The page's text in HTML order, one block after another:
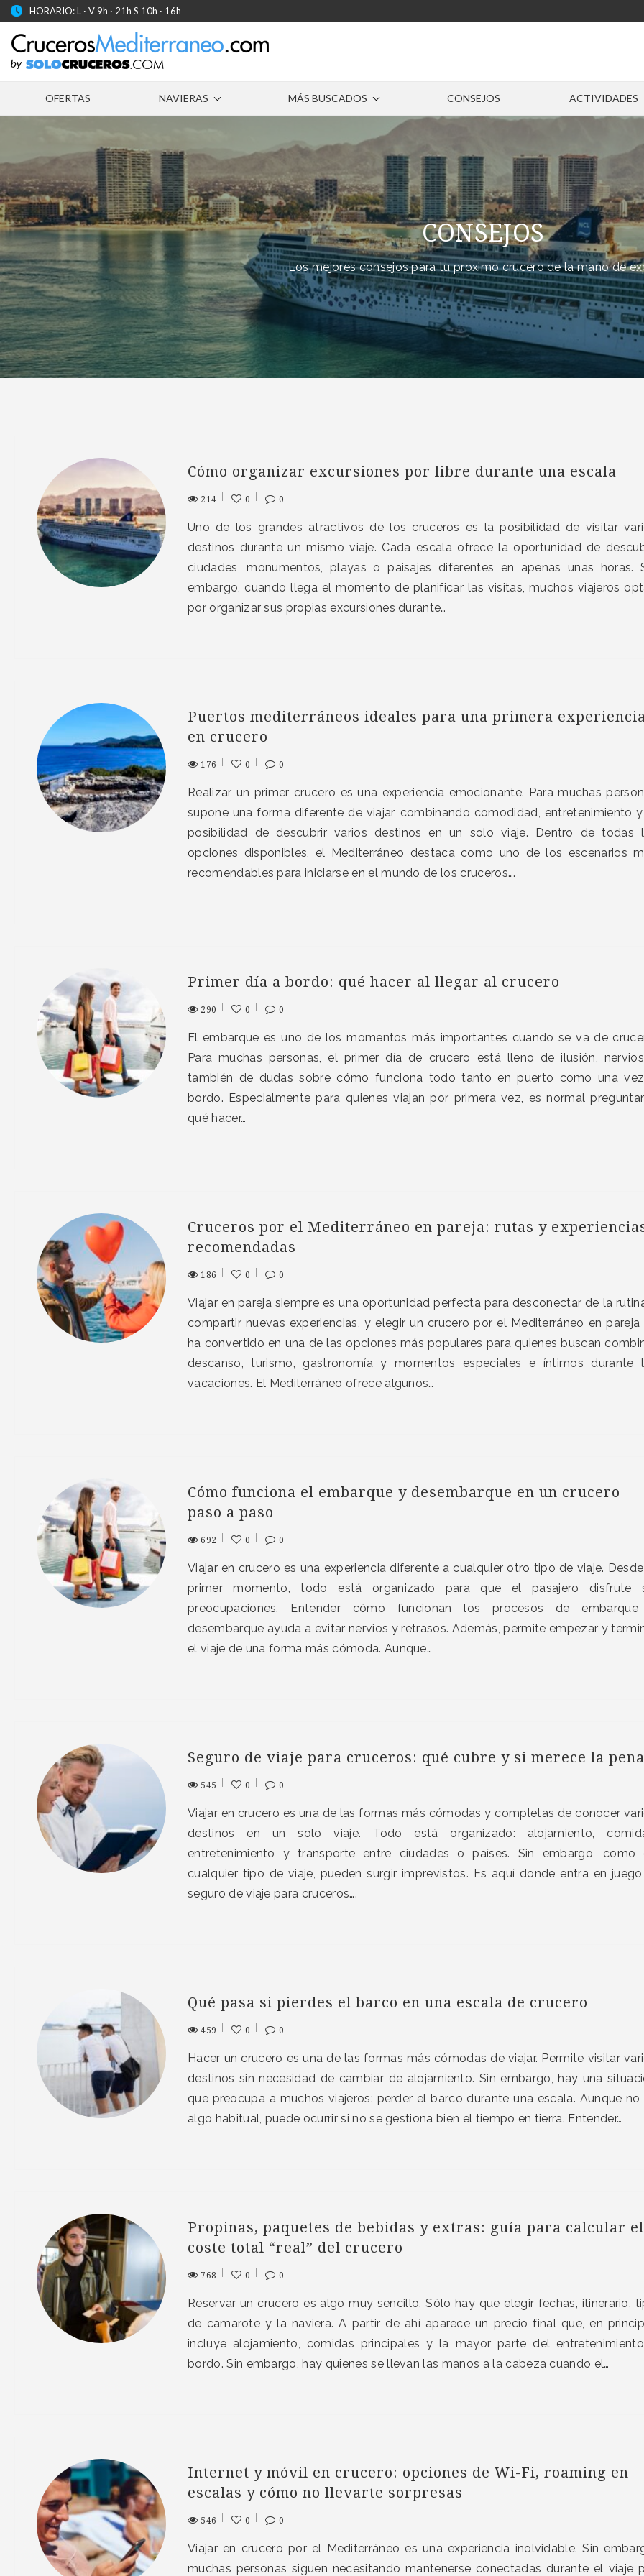
HORARIO: L · V 9h · 21h S 10h · 16h
OFERTAS NAVIERAS MÁS BUSCADOS CONSEJOS ACTIVIDADES
CONSEJOS
Los mejores consejos para tu proximo crucero de la mano de
Cómo organizar excursiones por libre durante una escala
214 0 0
Uno de los grandes atractivos de los cruceros es la posibilidad de visitar
destinos durante un mismo viaje. Cada escala ofrece la oportunidad de
ciudades, monumentos, playas o paisajes diferentes en apenas unas horas.
embargo, cuando llega el momento de planificar las visitas, muchos viajeros
por organizar sus propias excursiones durante…
Puertos mediterráneos ideales para una primera
en crucero
176 0 0
Realizar un primer crucero es una experiencia emocionante. Para muchas
supone una forma diferente de viajar, combinando comodidad, entretenimiento
posibilidad de descubrir varios destinos en un solo viaje. Dentro de todas
opciones disponibles, el Mediterráneo destaca como uno de los escenarios
recomendables para iniciarse en el mundo de los cruceros….
Primer día a bordo: qué hacer al llegar al crucero
290 0 0
El embarque es uno de los momentos más importantes cuando se va de
Para muchas personas, el primer día de crucero está lleno de ilusión,
también de dudas sobre cómo funciona todo tanto en puerto como una
bordo. Especialmente para quienes viajan por primera vez, es normal
qué hacer…
Cruceros por el Mediterráneo en pareja: rutas y
recomendadas
186 0 0
Viajar en pareja siempre es una oportunidad perfecta para desconectar de la
compartir nuevas experiencias, y elegir un crucero por el Mediterráneo en pareja
ha convertido en una de las opciones más populares para quienes buscan
descanso, turismo, gastronomía y momentos especiales e íntimos durante
vacaciones. El Mediterráneo ofrece algunos…
Cómo funciona el embarque y desembarque en un crucero
paso a paso
692 0 0
Viajar en crucero es una experiencia diferente a cualquier otro tipo de viaje.
primer momento, todo está organizado para que el pasajero disfrute
preocupaciones. Entender cómo funcionan los procesos de
desembarque ayuda a evitar nervios y retrasos. Además, permite empezar y
el viaje de una forma más cómoda. Aunque…
Seguro de viaje para cruceros: qué cubre y si merece la pena
545 0 0
Viajar en crucero es una de las formas más cómodas y completas de conocer
destinos en un solo viaje. Todo está organizado: alojamiento,
entretenimiento y transporte entre ciudades o países. Sin embargo, como
cualquier tipo de viaje, pueden surgir imprevistos. Es aquí donde entra en
seguro de viaje para cruceros….
Qué pasa si pierdes el barco en una escala de crucero
459 0 0
Hacer un crucero es una de las formas más cómodas de viajar. Permite visitar
destinos sin necesidad de cambiar de alojamiento. Sin embargo, hay una
que preocupa a muchos viajeros: perder el barco durante una escala. Aunque no
algo habitual, puede ocurrir si no se gestiona bien el tiempo en tierra. Entender…
Propinas, paquetes de bebidas y extras: guía para calcular el
coste total “real” del crucero
768 0 0
Reservar un crucero es algo muy sencillo. Sólo hay que elegir fechas, itinerario,
de camarote y la naviera. A partir de ahí aparece un precio final que, en
incluye alojamiento, comidas principales y la mayor parte del
bordo. Sin embargo, hay quienes se llevan las manos a la cabeza cuando el…
Internet y móvil en crucero: opciones de Wi-Fi, roaming en
escalas y cómo no llevarte sorpresas
546 0 0
Viajar en crucero por el Mediterráneo es una experiencia inolvidable. Sin
muchas personas siguen necesitando mantenerse conectadas durante el viaje